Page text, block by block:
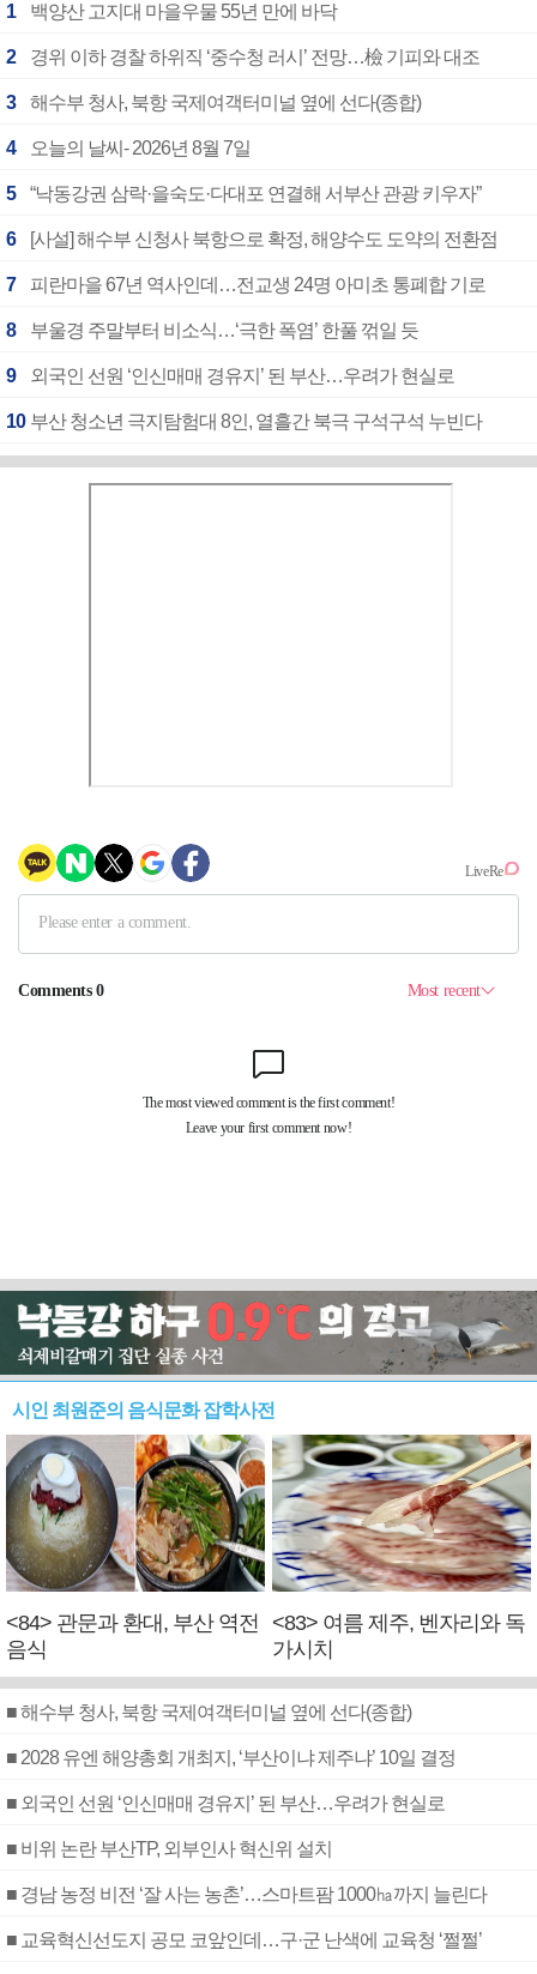
1 백양산 고지대 마을우물 55년 만에 바닥
2 경위 이하 경찰 하위직 ‘중수청 러시’ 전망…檢 기피와 대조
3 해수부 청사, 북항 국제여객터미널 옆에 선다(종합)
4 오늘의 날씨- 2026년 8월 7일
5 “낙동강권 삼락·을숙도·다대포 연결해 서부산 관광 키우자”
6 [사설] 해수부 신청사 북항으로 확정, 해양수도 도약의 전환점
7 피란마을 67년 역사인데…전교생 24명 아미초 통폐합 기로
8 부울경 주말부터 비소식…‘극한 폭염’ 한풀 꺾일 듯
9 외국인 선원 ‘인신매매 경유지’ 된 부산…우려가 현실로
10 부산 청소년 극지탐험대 8인, 열흘간 북극 구석구석 누빈다
시인 최원준의 음식문화 잡학사전
<84> 관문과 환대, 부산 역전
음식
<83> 여름 제주, 벤자리와 독
가시치
■ 해수부 청사, 북항 국제여객터미널 옆에 선다(종합)
■ 2028 유엔 해양총회 개최지, ‘부산이냐 제주냐’ 10일 결정
■ 외국인 선원 ‘인신매매 경유지’ 된 부산…우려가 현실로
■ 비위 논란 부산TP, 외부인사 혁신위 설치
■ 경남 농정 비전 ‘잘 사는 농촌’…스마트팜 1000㏊까지 늘린다
■ 교육혁신선도지 공모 코앞인데…구·군 난색에 교육청 ‘쩔쩔’